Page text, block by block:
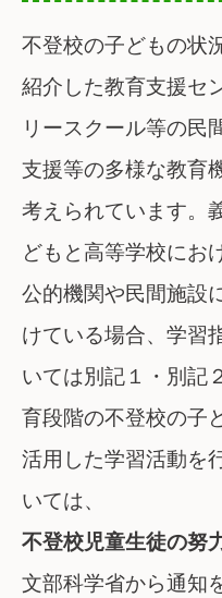
不登校の子どもの状
紹介した教育支援セ
リースクール等の民
支援等の多様な教育
考えられています。
どもと高等学校にお
公的機関や民間施設
けている場合、学習
いては別記１・別記
育段階の不登校の子
活用した学習活動を
いては、
不登校児童生徒の努
文部科学省から通知